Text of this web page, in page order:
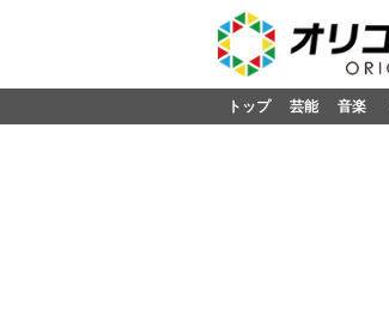
トップ 芸能 音楽